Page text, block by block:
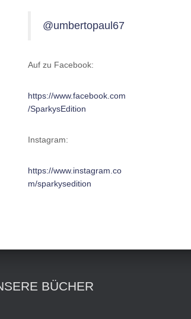
@umbertopaul67
Auf zu Facebook:
https://www.facebook.com
/SparkysEdition
Instagram:
https://www.instagram.co
m/sparkysedition
BÜCHER